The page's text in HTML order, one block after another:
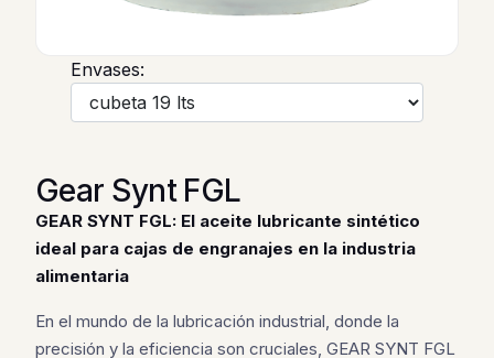
Envases:
Gear Synt FGL
GEAR SYNT FGL: El aceite lubricante sintético
ideal para cajas de engranajes en la industria
alimentaria
En el mundo de la lubricación industrial, donde la
precisión y la eficiencia son cruciales, GEAR SYNT FGL